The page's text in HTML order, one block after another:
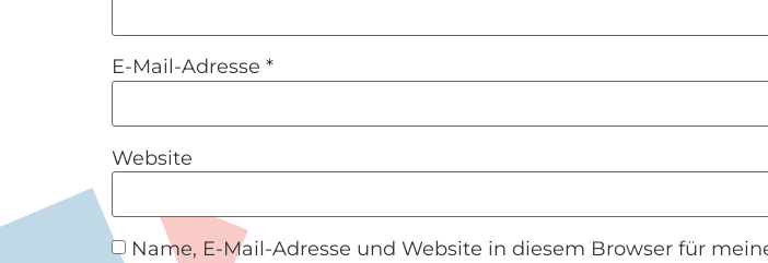
E-Mail-Adresse *
Website
Name, E-Mail-Adresse und Website in diesem Browser für